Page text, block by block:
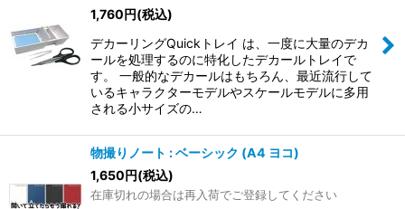
1,760円(税込)
デカーリングQuickトレイ は、一度に大量のデカ
ールを処理するのに特化したデカールトレイで
す。 一般的なデカールはもちろん、最近流行して
いるキャラクターモデルやスケールモデルに多用
される小サイズの…
物撮りノート : ベーシック (A4 ヨコ)
1,650円(税込)
在庫切れの場合は再入荷でご登録してください